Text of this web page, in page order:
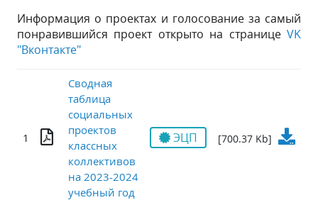
Информация о проектах и голосование за самый
понравившийся проект открыто на странице VK
"Вконтакте"
1
Сводная
таблица
социальных
проектов
классных
коллективов
на 2023-2024
учебный год
ЭЦП [700.37 Kb]